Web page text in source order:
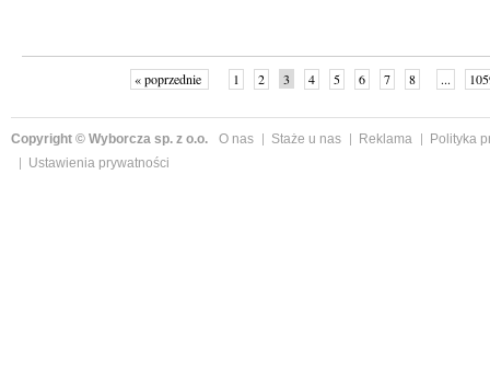
« poprzednie 1 2 3 4 5 6 7 8 ...
Copyright © Wyborcza sp. z o.o. O nas Staże u nas Reklama
Polityka
Ustawienia prywatności